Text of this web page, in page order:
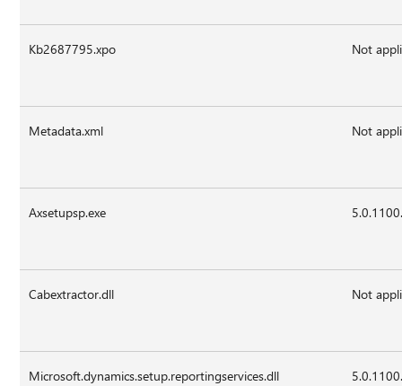
Kb2687795.xpo Not
Metadata.xml Not
Axsetupsp.exe
Cabextractor.dll Not
Microsoft.dynamics.setup.reportingservices.dll